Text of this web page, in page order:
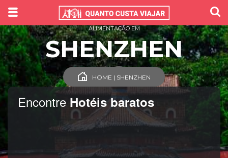
Encontre Hotéis baratos
ALIMENTAÇÃO EM
SHENZHEN
HOME | SHENZHEN